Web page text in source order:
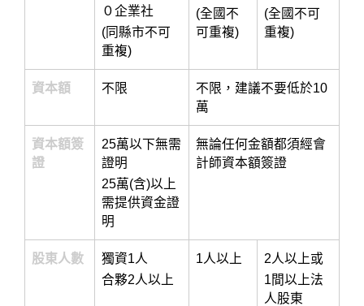
０企業社
(同縣市不可
重複)
(全國不
可重複)
(全國不可
重複)
資本額 不限
不限，建議不要低於10
萬
資本額簽
證
25萬以下無需
證明
25萬(含)以上
需提供資金證
明
無論任何金額都須經會
計師資本額簽證
股東人數
獨資1人
合夥2人以上
1人以上
2人以上或
1間以上法
人股東